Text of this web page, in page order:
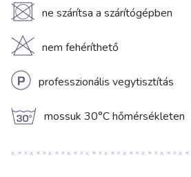
U ne szárítsa a szárítógépben
H nem fehéríthető
L professzionális vegytisztítás
g mossuk 30°C hőmérsékleten